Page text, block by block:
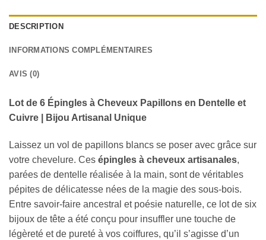
DESCRIPTION
INFORMATIONS COMPLÉMENTAIRES
AVIS (0)
Lot de 6 Épingles à Cheveux Papillons en Dentelle et
Cuivre | Bijou Artisanal Unique
Laissez un vol de papillons blancs se poser avec grâce sur
votre chevelure. Ces épingles à cheveux artisanales,
parées de dentelle réalisée à la main, sont de véritables
pépites de délicatesse nées de la magie des sous-bois.
Entre savoir-faire ancestral et poésie naturelle, ce lot de six
bijoux de tête a été conçu pour insuffler une touche de
légèreté et de pureté à vos coiffures, qu’il s’agisse d’un